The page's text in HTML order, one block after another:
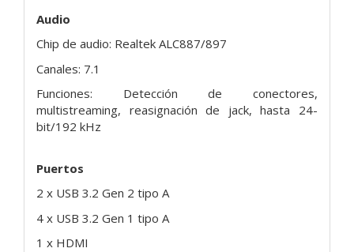
Audio
Chip de audio: Realtek ALC887/897
Canales: 7.1
Funciones: Detección de conectores,
multistreaming, reasignación de jack, hasta 24-
bit/192 kHz
Puertos
2 x USB 3.2 Gen 2 tipo A
4 x USB 3.2 Gen 1 tipo A
1 x HDMI